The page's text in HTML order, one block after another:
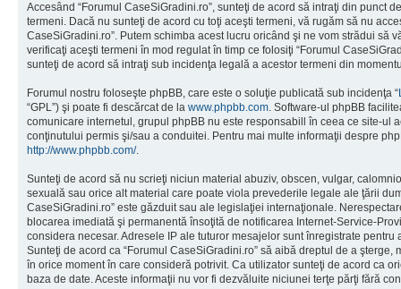
Accesând “Forumul CaseSiGradini.ro”, sunteţi de acord să intraţi din punct
termeni. Dacă nu sunteţi de acord cu toţi aceşti termeni, vă rugăm să nu
CaseSiGradini.ro”. Putem schimba acest lucru oricând şi ne vom strădui să
verificaţi aceşti termeni în mod regulat în timp ce folosiţi “Forumul
sunteţi de acord să intraţi sub incidenţa legală a acestor termeni din
Forumul nostru foloseşte phpBB, care este o soluţie publicată sub incidenţa “
“GPL”) şi poate fi descărcat de la www.phpbb.com. Software-ul phpBB
comunicare internetul, grupul phpBB nu este responsabill în ceea ce site-ul
conţinutului permis şi/sau a conduitei. Pentru mai multe informaţii despre
http://www.phpbb.com/.
Sunteţi de acord să nu scrieţi niciun material abuziv, obscen, vulgar,
sexuală sau orice alt material care poate viola prevederile legale ale ţării
CaseSiGradini.ro” este găzduit sau ale legislaţiei internaţionale.
blocarea imediată şi permanentă însoţită de notificarea Internet-Service-
considera necesar. Adresele IP ale tuturor mesajelor sunt înregistrate
Sunteţi de acord ca “Forumul CaseSiGradini.ro” să aibă dreptul de a
în orice moment în care consideră potrivit. Ca utilizator sunteţi de acord ca
baza de date. Aceste informaţii nu vor fi dezvăluite niciunei terţe părţi fără